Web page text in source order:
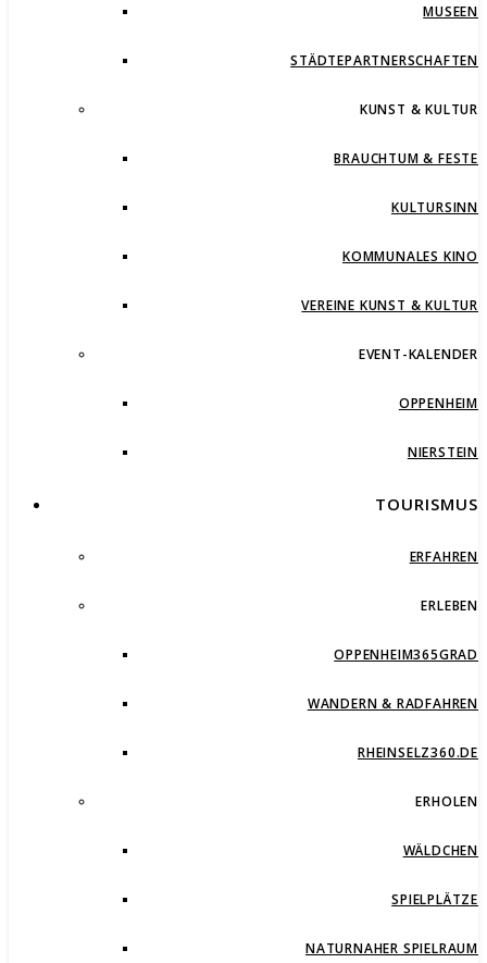
MUSEEN
STÄDTEPARTNERSCHAFTEN
KUNST & KULTUR
BRAUCHTUM & FESTE
KULTURSINN
KOMMUNALES KINO
VEREINE KUNST & KULTUR
EVENT-KALENDER
OPPENHEIM
NIERSTEIN
TOURISMUS
ERFAHREN
ERLEBEN
OPPENHEIM365GRAD
WANDERN & RADFAHREN
RHEINSELZ360.DE
ERHOLEN
WÄLDCHEN
SPIELPLÄTZE
NATURNAHER SPIELRAUM